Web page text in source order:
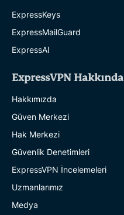
ExpressKeys
ExpressMailGuard
ExpressAI
ExpressVPN Hakkında
Hakkımızda
Güven Merkezi
Hak Merkezi
Güvenlik Denetimleri
ExpressVPN İncelemeleri
Uzmanlarımız
Medya